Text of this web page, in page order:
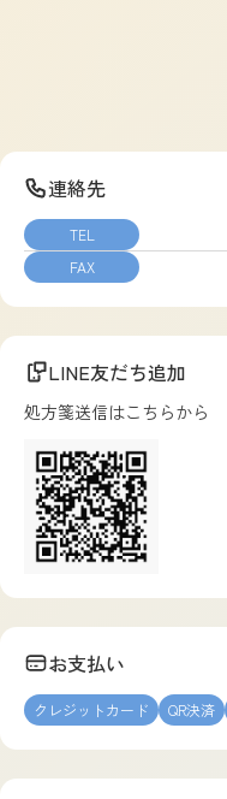
連絡先
TEL
FAX
LINE友だち追加
処方箋送信はこちらから
お支払い
クレジットカード QR決済